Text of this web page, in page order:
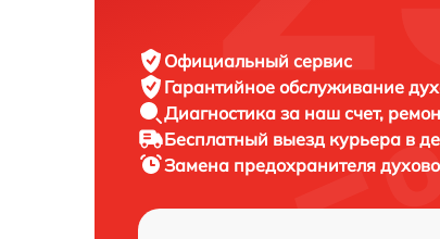
Официальный сервис
Гарантийное обслуживание
Диагностика за наш счет,
Бесплатный выезд курьера в
Замена предохранителя